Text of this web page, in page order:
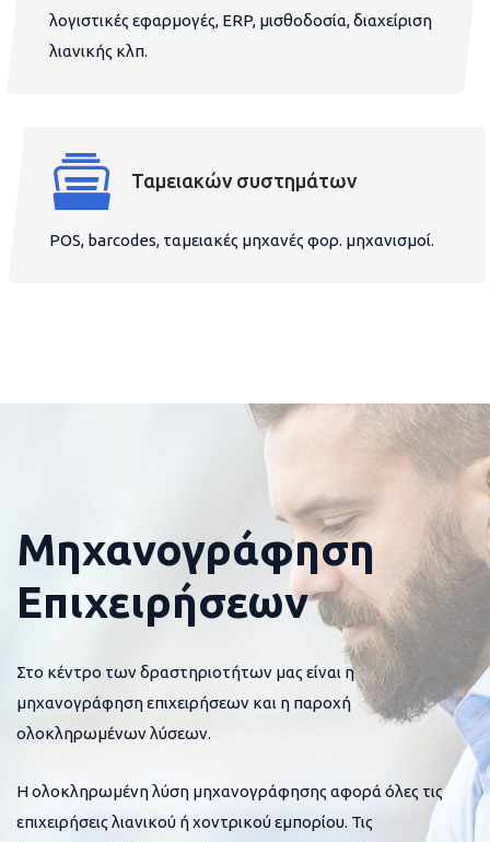
λογιστικές εφαρμογές, ERP, μισθοδοσία, διαχείριση
λιανικής κλπ.
Ταμειακών συστημάτων
POS, barcodes, ταμειακές μηχανές φορ. μηχανισμοί.
Μηχανογράφηση
Επιχειρήσεων
Στο κέντρο των δραστηριοτήτων μας είναι η
μηχανογράφηση επιχειρήσεων και η παροχή
ολοκληρωμένων λύσεων.
Η ολοκληρωμένη λύση μηχανογράφησης αφορά όλες τις
επιχειρήσεις λιανικού ή χοντρικού εμπορίου. Τις